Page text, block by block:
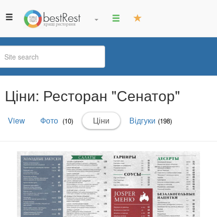
You
are
here
Ціни: Ресторан "Сенатор"
Primary
View Фото (10) Ціни (active
tab)
Відгуки (198)